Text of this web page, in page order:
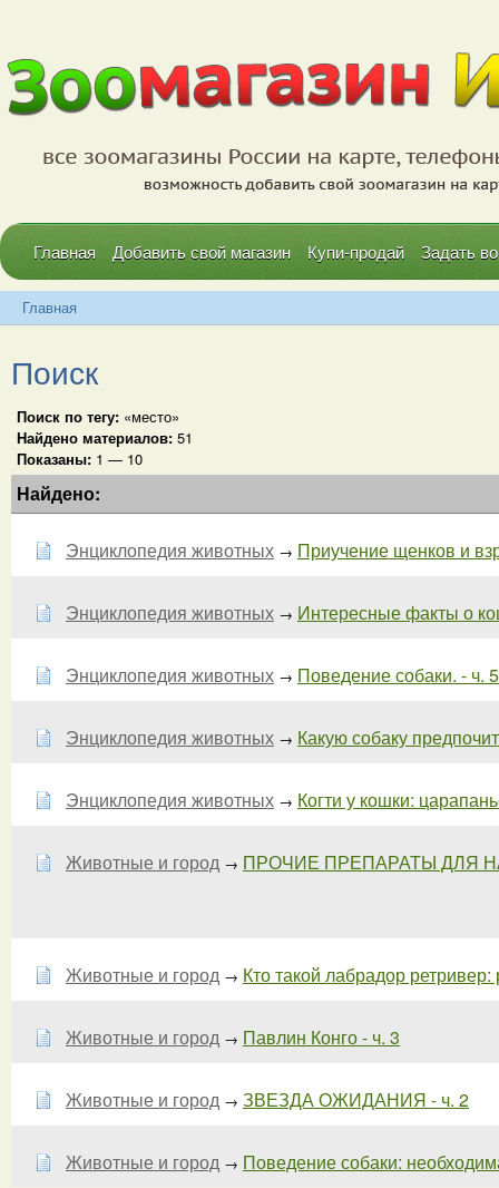
Главная Добавить свой магазин Купи-продай Задать
Главная
Поиск
Поиск по тегу: «место»
Найдено материалов: 51
Показаны: 1 — 10
Найдено:
Энциклопедия животных → Приучение щенков и
Энциклопедия животных → Интересные факты о
Энциклопедия животных → Поведение собаки. - ч. 5
Энциклопедия животных → Какую собаку
Энциклопедия животных → Когти у кошки:
Животные и город → ПРОЧИЕ ПРЕПАРАТЫ ДЛЯ
Животные и город → Кто такой лабрадор
Животные и город → Павлин Конго - ч. 3
Животные и город → ЗВЕЗДА ОЖИДАНИЯ - ч. 2
Животные и город → Поведение собаки: